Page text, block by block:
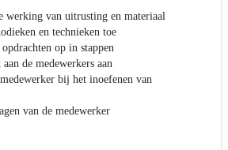
werking van uitrusting en materiaal
en technieken toe
op in stappen
de medewerkers aan
bij het inoefenen van
van de medewerker